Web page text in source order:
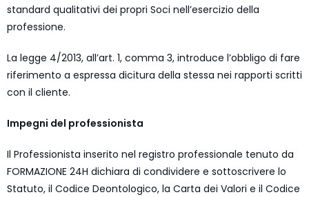
standard qualitativi dei propri Soci nell’esercizio della
professione.
La legge 4/2013, all’art. 1, comma 3, introduce l’obbligo di fare
riferimento a espressa dicitura della stessa nei rapporti scritti
con il cliente.
Impegni del professionista
Il Professionista inserito nel registro professionale tenuto da
FORMAZIONE 24H dichiara di condividere e sottoscrivere lo
Statuto, il Codice Deontologico, la Carta dei Valori e il Codice